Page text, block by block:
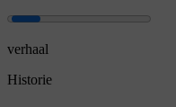
verhaal
Historie